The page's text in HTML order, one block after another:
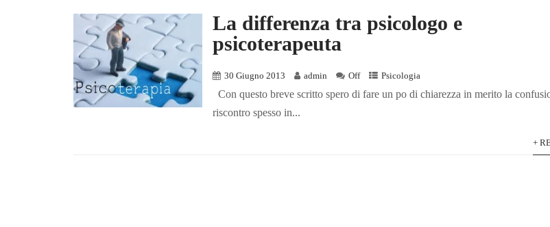
La differenza tra psicologo e
psicoterapeuta
30 Giugno 2013 admin Off Psicologia
Con questo breve scritto spero di fare un po di chiarezza in merito la
riscontro spesso in...
+